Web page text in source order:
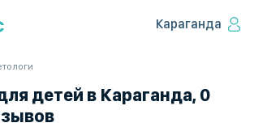
Караганда
детей в Караганда, 0